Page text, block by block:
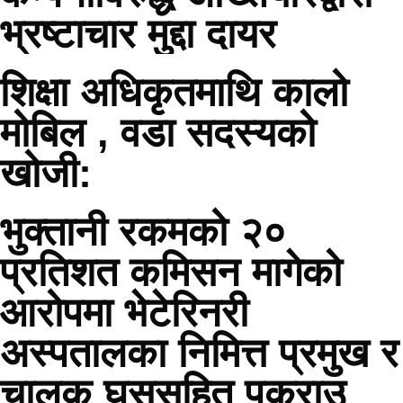
भ्रष्टाचार मुद्दा दायर
शिक्षा अधिकृतमाथि कालो
मोबिल , वडा सदस्यको
खोजी:
भुक्तानी रकमको २०
प्रतिशत कमिसन मागेको
आरोपमा भेटेरिनरी
अस्पतालका निमित्त प्रमुख र
चालक घुससहित पक्राउ